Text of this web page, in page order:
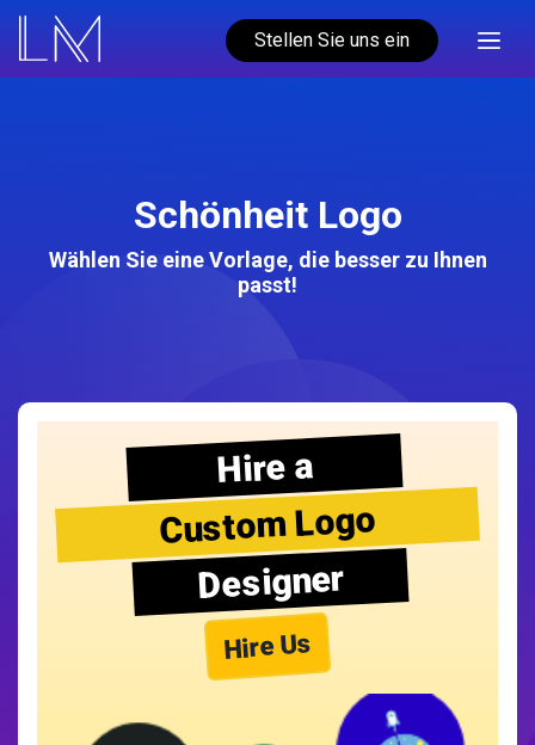
Stellen Sie uns ein
Schönheit Logo
Wählen Sie eine Vorlage, die besser zu Ihnen
passt!
Hire a
Custom Logo
Designer
Hire Us